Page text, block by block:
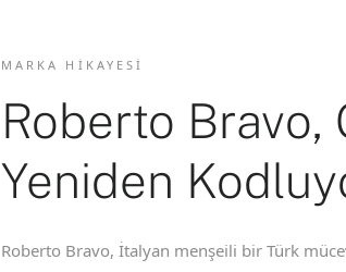
MARKA HIKAYESI
Roberto Bravo,
Yeniden
Roberto Bravo, İtalyan menşeili bir Türk